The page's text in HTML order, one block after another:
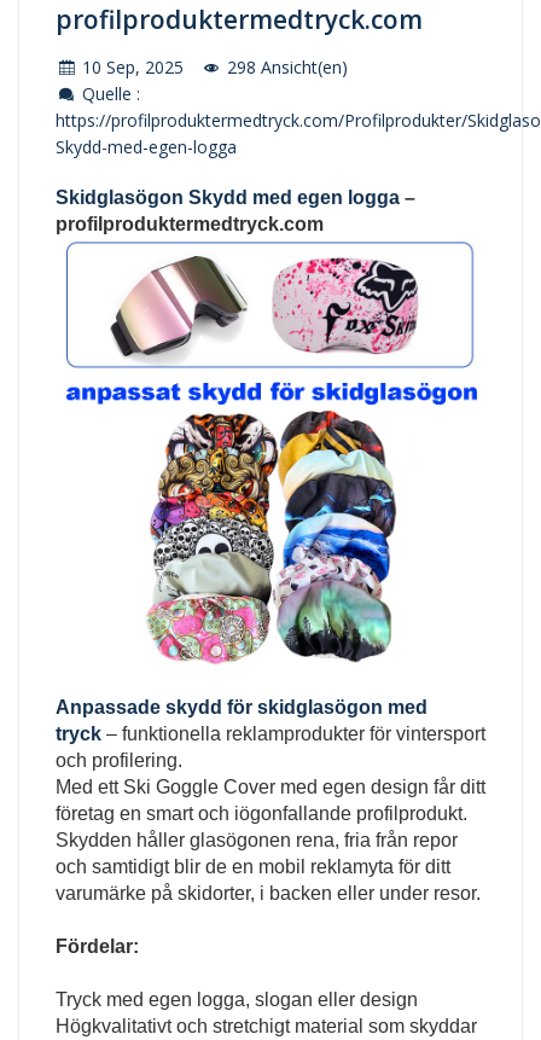
profilproduktermedtryck.com
10 Sep, 2025
298 Ansicht(en)
Quelle :
https://profilproduktermedtryck.com/Profilprodukter/
Skydd-med-egen-logga
Skidglasögon Skydd med egen logga –
profilproduktermedtryck.com
Anpassade skydd för skidglasögon med
tryck – funktionella reklamprodukter för vintersport
och profilering.
Med ett Ski Goggle Cover med egen design får ditt
företag en smart och iögonfallande profilprodukt.
Skydden håller glasögonen rena, fria från repor
och samtidigt blir de en mobil reklamyta för ditt
varumärke på skidorter, i backen eller under resor.
Fördelar:
Tryck med egen logga, slogan eller design
Högkvalitativt och stretchigt material som skyddar